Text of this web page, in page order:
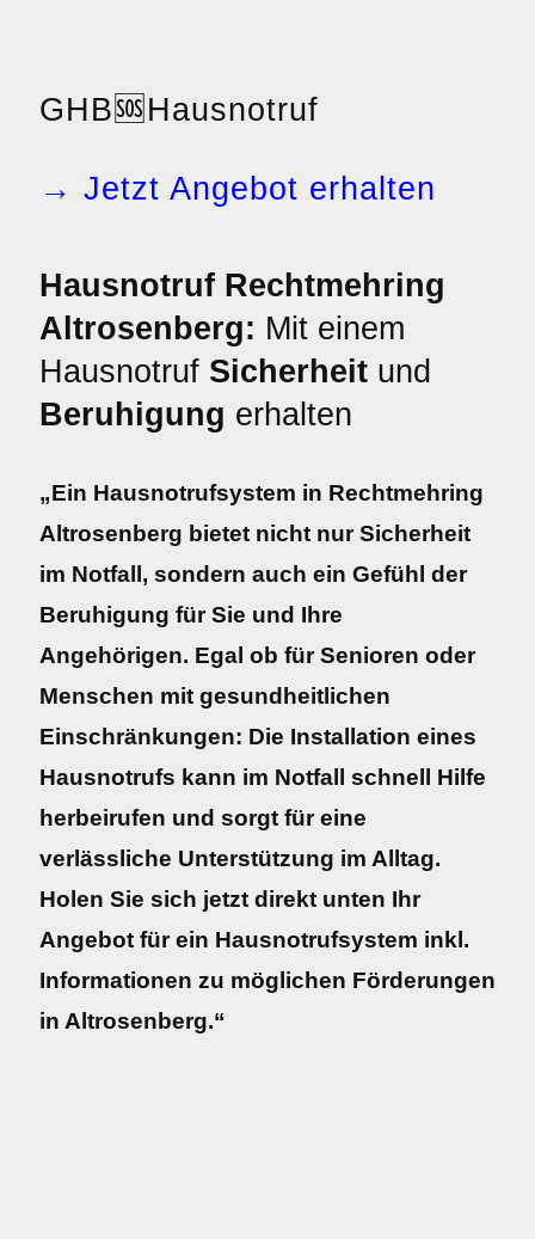
GHB🆘 Hausnotruf
→ Jetzt Angebot erhalten
Hausnotruf Rechtmehring
Altrosenberg: Mit einem
Hausnotruf Sicherheit und
Beruhigung erhalten
„Ein Hausnotrufsystem in Rechtmehring
Altrosenberg bietet nicht nur Sicherheit
im Notfall, sondern auch ein Gefühl der
Beruhigung für Sie und Ihre
Angehörigen. Egal ob für Senioren oder
Menschen mit gesundheitlichen
Einschränkungen: Die Installation eines
Hausnotrufs kann im Notfall schnell Hilfe
herbeirufen und sorgt für eine
verlässliche Unterstützung im Alltag.
Holen Sie sich jetzt direkt unten Ihr
Angebot für ein Hausnotrufsystem inkl.
Informationen zu möglichen Förderungen
in Altrosenberg.“